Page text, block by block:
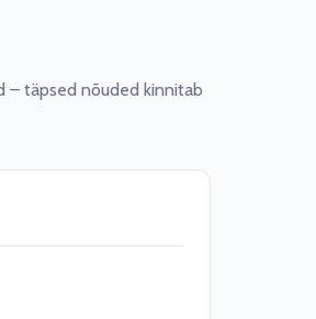
– täpsed nõuded kinnitab